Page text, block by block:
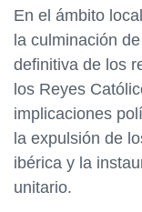
En el ámbito
la culminación
definitiva de los
los Reyes
implicaciones
la expulsión de
ibérica y la
unitario.